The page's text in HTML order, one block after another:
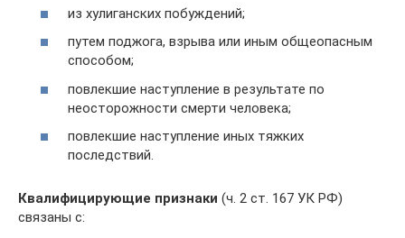
из хулиганских побуждений;
путем поджога, взрыва или иным общеопасным
способом;
повлекшие наступление в результате по
неосторожности смерти человека;
повлекшие наступление иных тяжких
последствий.
Квалифицирующие признаки (ч. 2 ст. 167 УК РФ)
связаны с: